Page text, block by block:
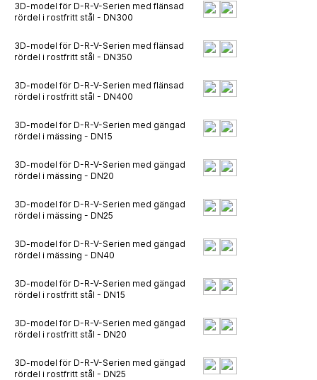
3D-model för D-R-V-Serien med flänsad
rördel i rostfritt stål - DN300
3D-model för D-R-V-Serien med flänsad
rördel i rostfritt stål - DN350
3D-model för D-R-V-Serien med flänsad
rördel i rostfritt stål - DN400
3D-model för D-R-V-Serien med gängad
rördel i mässing - DN15
3D-model för D-R-V-Serien med gängad
rördel i mässing - DN20
3D-model för D-R-V-Serien med gängad
rördel i mässing - DN25
3D-model för D-R-V-Serien med gängad
rördel i mässing - DN40
3D-model för D-R-V-Serien med gängad
rördel i rostfritt stål - DN15
3D-model för D-R-V-Serien med gängad
rördel i rostfritt stål - DN20
3D-model för D-R-V-Serien med gängad
rördel i rostfritt stål - DN25